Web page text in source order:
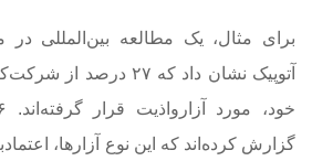
برای مثال، یک مطالعه بین‌المللی در
آتوپیک نشان داد که ۲۷
گزارش کرده‌‌اند که این نوع آزارها،